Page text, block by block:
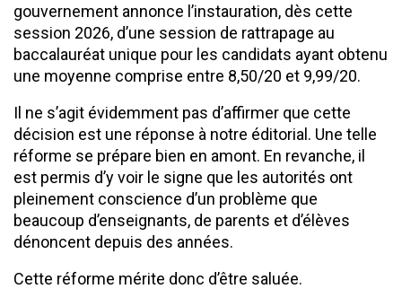
gouvernement annonce l’instauration, dès cette
session 2026, d’une session de rattrapage au
baccalauréat unique pour les candidats ayant obtenu
une moyenne comprise entre 8,50/20 et 9,99/20.
Il ne s’agit évidemment pas d’affirmer que cette
décision est une réponse à notre éditorial. Une telle
réforme se prépare bien en amont. En revanche, il
est permis d’y voir le signe que les autorités ont
pleinement conscience d’un problème que
beaucoup d’enseignants, de parents et d’élèves
dénoncent depuis des années.
Cette réforme mérite donc d’être saluée.